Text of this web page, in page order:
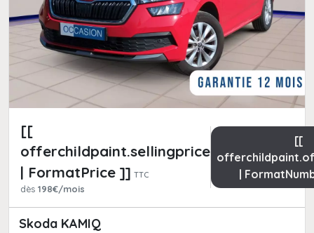
[[
offerchildpaint.sellingpricepart_ttc
| FormatPrice ]] TTC
dès 198€/mois
[[
|
Skoda KAMIQ